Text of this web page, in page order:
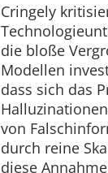
Cringely
die bloße
Modellen
dass sich das
von
durch reine
diese